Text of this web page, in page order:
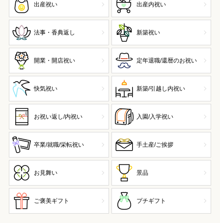
出産祝い 出産内祝い
法事・香典返し 新築祝い
開業・開店祝い 定年退職/還暦のお祝い
快気祝い 新築/引越し内祝い
お祝い返し/内祝い 入園/入学祝い
卒業/就職/栄転祝い 手土産/ご挨拶
お見舞い 景品
ご褒美ギフト プチギフト